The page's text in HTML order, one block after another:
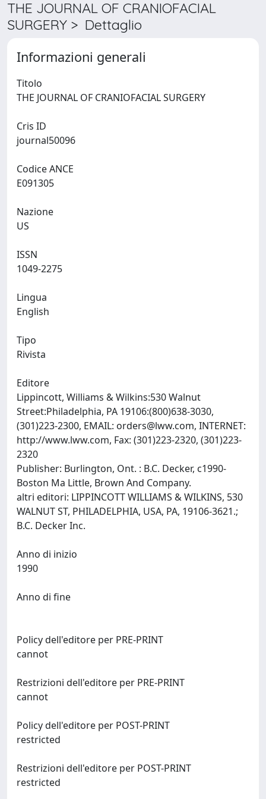
THE JOURNAL OF CRANIOFACIAL
SURGERY > Dettaglio
Informazioni generali
Titolo
Cris ID
Codice ANCE
Nazione
ISSN
Lingua
Tipo
Rivista
Editore
Lippincott, Williams & Wilkins:530 Walnut
Street:Philadelphia, PA 19106:(800)638-3030,
(301)223-2300, EMAIL: orders@lww.com, INTERNET:
http://www.lww.com, Fax: (301)223-2320, (301)223-
2320
Publisher: Burlington, Ont. : B.C. Decker, c1990-
Boston Ma Little, Brown And Company.
altri editori: LIPPINCOTT WILLIAMS & WILKINS, 530
WALNUT ST, PHILADELPHIA, USA, PA, 19106-3621.;
Anno di inizio
Anno di fine
Policy dell'editore per PRE-PRINT
Restrizioni dell'editore per PRE-PRINT
Policy dell'editore per POST-PRINT
Restrizioni dell'editore per POST-PRINT